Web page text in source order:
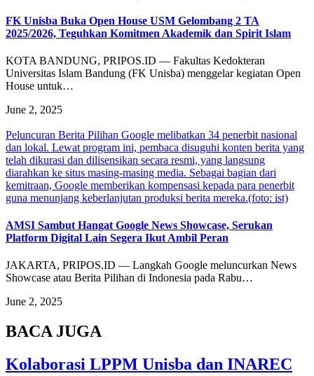
FK Unisba Buka Open House USM Gelombang 2 TA
2025/2026, Teguhkan Komitmen Akademik dan Spirit Islam
KOTA BANDUNG, PRIPOS.ID — Fakultas Kedokteran
Universitas Islam Bandung (FK Unisba) menggelar kegiatan Open
House untuk…
June 2, 2025
Peluncuran Berita Pilihan Google melibatkan 34 penerbit nasional
dan lokal. Lewat program ini, pembaca disuguhi konten berita yang
telah dikurasi dan dilisensikan secara resmi, yang langsung
diarahkan ke situs masing-masing media. Sebagai bagian dari
kemitraan, Google memberikan kompensasi kepada para penerbit
guna menunjang keberlanjutan produksi berita mereka.(foto: ist)
AMSI Sambut Hangat Google News Showcase, Serukan
Platform Digital Lain Segera Ikut Ambil Peran
JAKARTA, PRIPOS.ID — Langkah Google meluncurkan News
Showcase atau Berita Pilihan di Indonesia pada Rabu…
June 2, 2025
BACA JUGA
Kolaborasi LPPM Unisba dan INAREC